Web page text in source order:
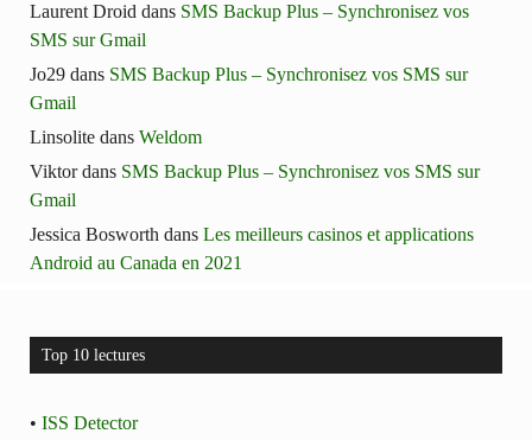
Laurent Droid dans SMS Backup Plus – Synchronisez vos
SMS sur Gmail
Jo29 dans SMS Backup Plus – Synchronisez vos SMS sur
Gmail
Linsolite dans Weldom
Viktordans SMS Backup Plus – Synchronisez vos SMS sur
Gmail
Jessica Bosworth dans Les meilleurs casinos et applications
Android au Canada en 2021
Top 10 lectures
• ISS Detector